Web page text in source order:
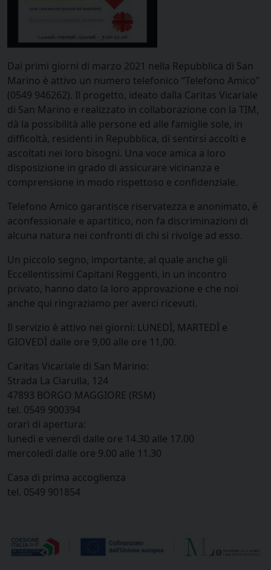
Dai primi giorni di marzo 2021 nella Repubblica di San
Marino è attivo un numero telefonico “Telefono Amico”
(0549 946262). Il progetto, ideato dalla Caritas Vicariale
di San Marino e realizzato in collaborazione con la TIM,
dà la possibilità alle persone ed alle famiglie sole, in
difficoltà, residenti in Repubblica, di sentirsi accolti e
ascoltati nei loro bisogni. Una voce amica a loro
disposizione in grado di assicurare vicinanza e
comprensione in modo rispettoso e confidenziale.
Telefono Amico garantisce riservatezza e anonimato, è
aconfessionale e apartitico, non fa discriminazioni di
alcuna natura nei confronti di chi si rivolge ad esso.
Un piccolo segno, importante, al quale anche gli
Eccellentissimi Capitani Reggenti, in un incontro
privato, hanno dato la loro approvazione e che noi
anche qui ringraziamo per averci ricevuti.
Il servizio è attivo nei giorni: LUNEDÌ, MARTEDÌ e
GIOVEDÌ dalle ore 9,00 alle ore 11,00.
Caritas Vicariale di San Marino:
Strada La Ciarulla, 124
47893 BORGO MAGGIORE (RSM)
tel. 0549 900394
orari di apertura:
lunedì e venerdì dalle ore 14.30 alle 17.00
mercoledì dalle ore 9.00 alle 11.30
Casa di prima accoglienza
tel. 0549 901854